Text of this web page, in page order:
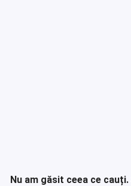
Nu am găsit ceea ce cauți.